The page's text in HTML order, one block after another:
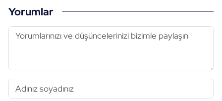
Yorumlar